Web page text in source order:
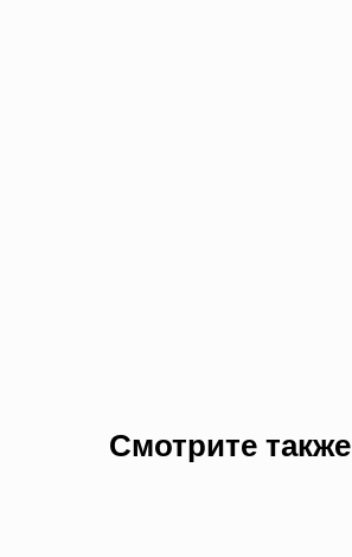
Смотрите также